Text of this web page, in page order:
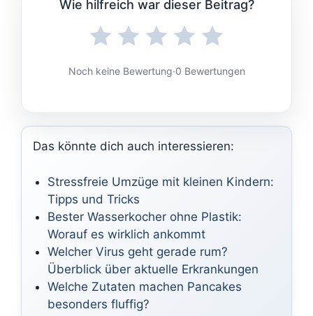
Wie hilfreich war dieser Beitrag?
Noch keine Bewertung·0 Bewertungen
Das könnte dich auch interessieren:
Stressfreie Umzüge mit kleinen Kindern:
Tipps und Tricks
Bester Wasserkocher ohne Plastik:
Worauf es wirklich ankommt
Welcher Virus geht gerade rum?
Überblick über aktuelle Erkrankungen
Welche Zutaten machen Pancakes
besonders fluffig?